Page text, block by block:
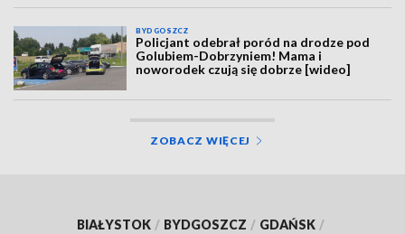
BYDGOSZCZ
Policjant odebrał poród na drodze pod
Golubiem-Dobrzyniem! Mama i
noworodek czują się dobrze [wideo]
ZOBACZ WIĘCEJ
BIAŁYSTOK / BYDGOSZCZ / GDAŃSK /